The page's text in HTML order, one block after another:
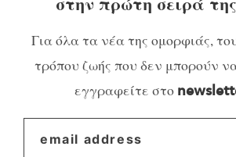
Για όλα τα νέα της ομορφιάς,
τρόπου ζωής που δεν μπορούν
εγγραφείτε στο